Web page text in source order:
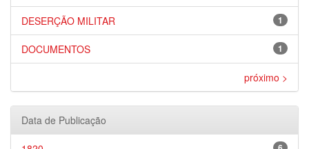
1
DESERÇÃO MILITAR
1
DOCUMENTOS
próximo >
Data de Publicação